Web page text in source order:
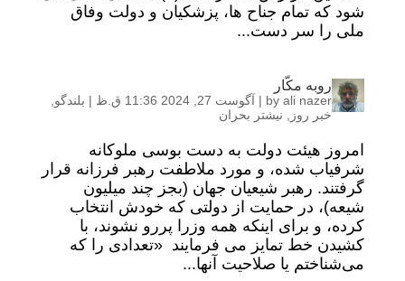
شود که تمام جناح ها، پزشکیان و دولت وفاق
ملی را سر دست...
روبه مکّار
byali nazer
| آگوست 27, 2024 11:36 ق.ظ | بلندگو
خبر روز
نیشتر بحران
امروز هیئت دولت به دست بوسی ملوکانه
شرفیاب شده، و مورد ملاطفت رهبر فرزانه قرار
گرفتند. رهبر شیعیان جهان (بجز چند میلیون
شیعه)، در حمایت از دولتی که خودش انتخاب
کرده، و برای اینکه همه وزرا پررو نشوند، با
کشیدن خط تمایز می فرمایند «تعدادی را که
می‌شناختم یا صلاحیت آنها...